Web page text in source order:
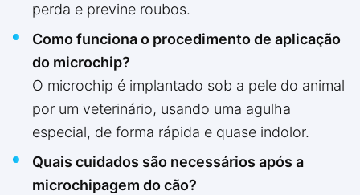
perda e previne roubos.
Como funciona o procedimento de aplicação
do microchip?
O microchip é implantado sob a pele do animal
por um veterinário, usando uma agulha
especial, de forma rápida e quase indolor.
Quais cuidados são necessários após a
microchipagem do cão?